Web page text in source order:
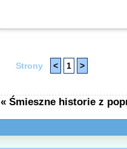
Strony < 1 >
« Śmieszne historie z